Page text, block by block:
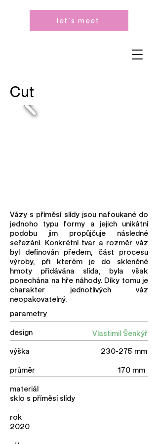
let´s meet
Cut
Vázy s příměsí slídy jsou nafoukané do
jednoho typu formy a jejich unikátní
podobu jim propůjčuje následné
seřezání. Konkrétní tvar a rozměr váz
byl definován předem, část procesu
výroby, při kterém je do skleněné
hmoty přidávána slída, byla však
ponechána na hře náhody. Díky tomu je
charakter jednotlivých váz
neopakovatelný.
parametry
design
výška 230-275 mm
průměr 170 mm
materiál
sklo s příměsí slídy
rok
2020
Vlastimil Šenkýř